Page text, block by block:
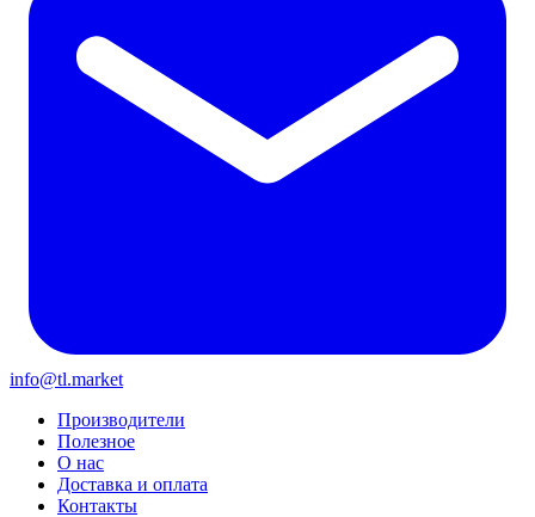
info@tl.market
Производители
Полезное
О нас
Доставка и оплата
Контакты